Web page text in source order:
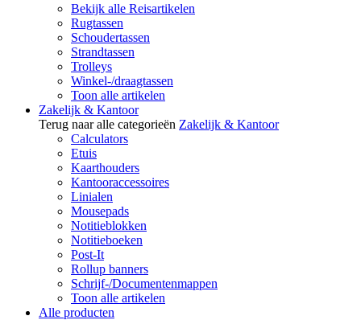
Bekijk alle Reisartikelen
Rugtassen
Schoudertassen
Strandtassen
Trolleys
Winkel-/draagtassen
Toon alle artikelen
Zakelijk & Kantoor
Terug naar alle categorieën Zakelijk & Kantoor
Calculators
Etuis
Kaarthouders
Kantooraccessoires
Linialen
Mousepads
Notitieblokken
Notitieboeken
Post-It
Rollup banners
Schrijf-/Documentenmappen
Toon alle artikelen
Alle producten